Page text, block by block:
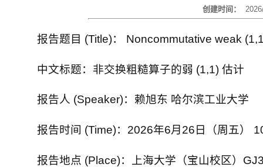
创建时间：
报告题目 (Title)： Noncommutative weak
中文标题：非交换粗糙算子的弱 (1,1) 估计
报告人 (Speaker)：赖旭东 哈尔滨工业大学
报告时间 (Time)：2026年6月26日（周五）
报告地点 (Place)：上海大学（宝山校区）